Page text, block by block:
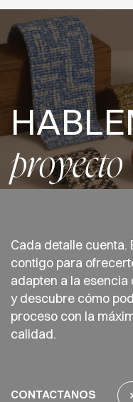
proyecto
Cada detalle cuenta.
contigo para
adapten a la
y descubre cómo
proceso con la
calidad.
CONTACTANOS